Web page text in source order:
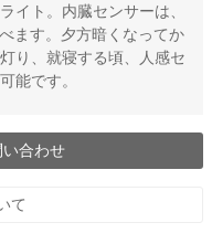
イト。内臓センサーは、
ます。夕方暗くなってか
り、就寝する頃、人感セ
能です。
合わせ
て